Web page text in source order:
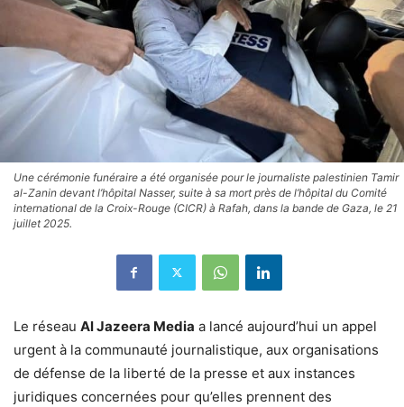
Une cérémonie funéraire a été organisée pour le journaliste palestinien Tamir
al-Zanin devant l’hôpital Nasser, suite à sa mort près de l’hôpital du Comité
international de la Croix-Rouge (CICR) à Rafah, dans la bande de Gaza, le 21
juillet 2025.
Le réseau Al Jazeera Media a lancé aujourd’hui un appel
urgent à la communauté journalistique, aux organisations
de défense de la liberté de la presse et aux instances
juridiques concernées pour qu’elles prennent des